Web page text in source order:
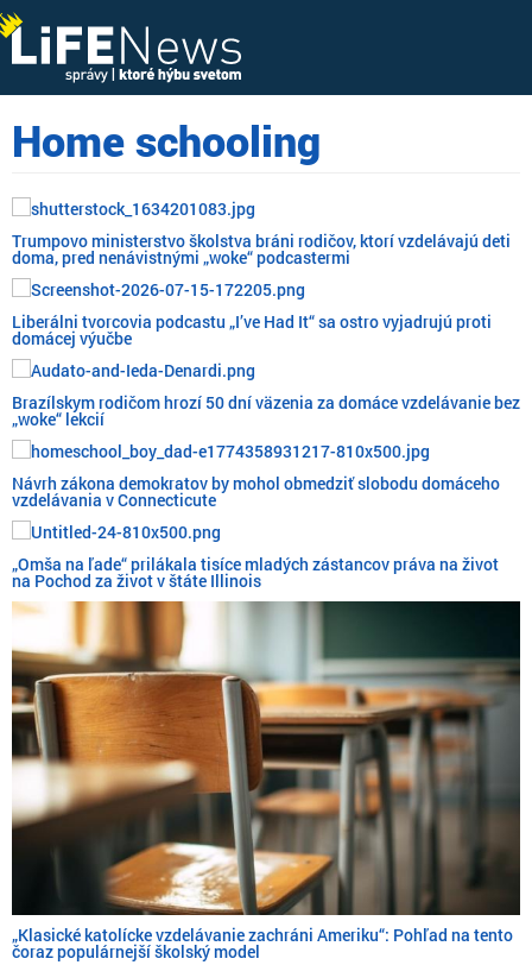
Home schooling
Trumpovo ministerstvo školstva bráni rodičov, ktorí vzdelávajú deti
doma, pred nenávistnými „woke“ podcastermi
Liberálni tvorcovia podcastu „I’ve Had It“ sa ostro vyjadrujú proti
domácej výučbe
Brazílskym rodičom hrozí 50 dní väzenia za domáce vzdelávanie bez
„woke“ lekcií
Návrh zákona demokratov by mohol obmedziť slobodu domáceho
vzdelávania v Connecticute
„Omša na ľade“ prilákala tisíce mladých zástancov práva na život
na Pochod za život v štáte Illinois
„Klasické katolícke vzdelávanie zachráni Ameriku“: Pohľad na tento
čoraz populárnejší školský model